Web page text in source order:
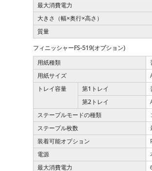
最大消費電力
大きさ（幅×奥行×高さ）
質量
フィニッシャーFS-519(オプション)
用紙種類
用紙サイズ
トレイ容量
第1トレイ
第2トレイ
ステープルモードの種類
ステープル枚数
装着可能オプション
電源
最大消費電力